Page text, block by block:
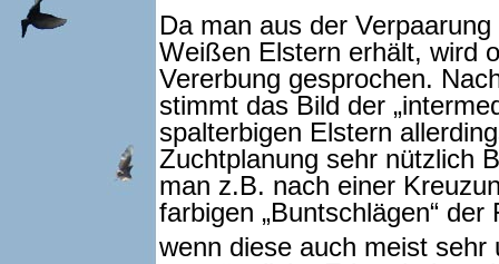
Da man aus der
Weißen Elstern erhält, wird
Vererbung gesprochen.
stimmt das Bild der
spalterbigen Elstern
Zuchtplanung sehr nützlich
man z.B. nach einer
farbigen „Buntschlägen“ der
wenn diese auch meist